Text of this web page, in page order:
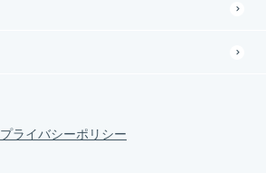
プライバシーポリシー